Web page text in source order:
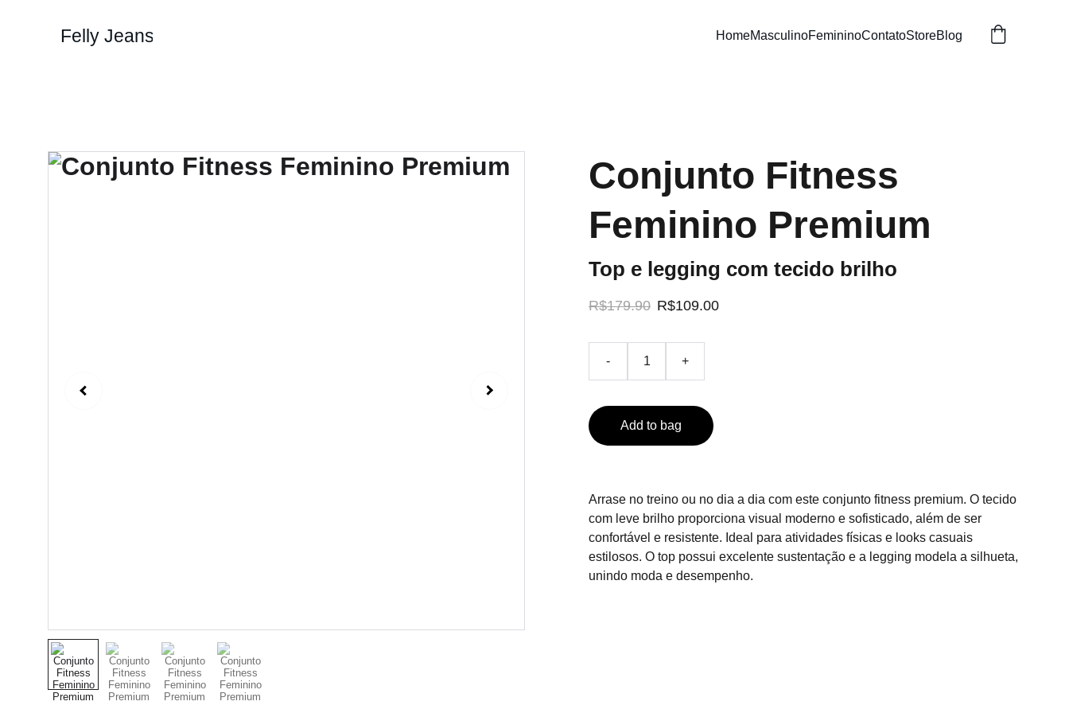
Felly Jeans HomeMasculinoFemininoContatoStoreBlog
Conjunto Fitness
Feminino Premium
Top e legging com tecido brilho
R$179.90 R$109.00
- +
Add to bag
Arrase no treino ou no dia a dia com este conjunto fitness premium. O tecido
com leve brilho proporciona visual moderno e sofisticado, além de ser
confortável e resistente. Ideal para atividades físicas e looks casuais
estilosos. O top possui excelente sustentação e a legging modela a silhueta,
unindo moda e desempenho.